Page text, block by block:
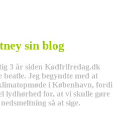
sin blog
3 år siden Kødfrifredag.dk
Jeg begyndte med at
i København, fordi
lydhørhed for, at vi skulle gøre
så at sige.